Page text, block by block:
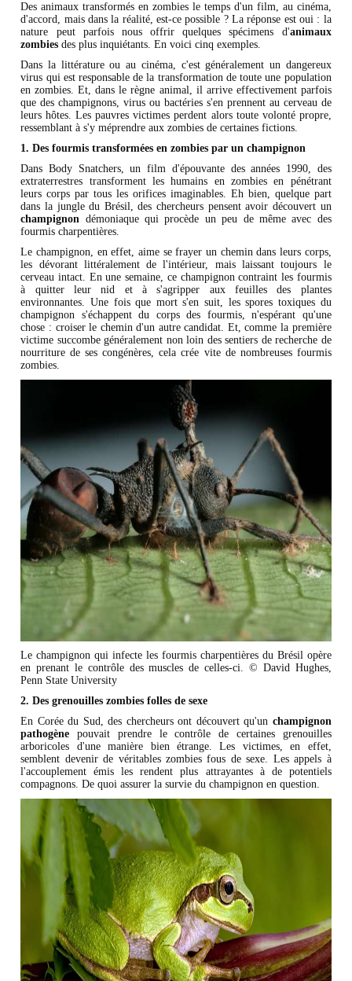
Des animaux transformés en zombies le temps d'un film, au cinéma,
d'accord, mais dans la réalité, est-ce possible ? La réponse est oui : la
nature peut parfois nous offrir quelques spécimens d'animaux
zombiesdes plus inquiétants. En voici cinq exemples.
Dans la littérature ou au cinéma, c'est généralement un dangereux
virus qui est responsable de la transformation de toute une population
en zombies. Et, dans le règne animal, il arrive effectivement parfois
que des champignons, virus ou bactéries s'en prennent au cerveau de
leurs hôtes. Les pauvres victimes perdent alors toute volonté propre,
ressemblant à s'y méprendre aux zombies de certaines fictions.
1. Des fourmis transformées en zombies par un champignon
Dans Body Snatchers, un film d'épouvante des années 1990, des
extraterrestres transforment les humains en zombies en pénétrant
leurs corps par tous les orifices imaginables. Eh bien, quelque part
dans la jungle du Brésil, des chercheurs pensent avoir découvert un
champignon démoniaque qui procède un peu de même avec des
fourmis charpentières.
Le champignon, en effet, aime se frayer un chemin dans leurs corps,
les dévorant littéralement de l'intérieur, mais laissant toujours le
cerveau intact. En une semaine, ce champignon contraint les fourmis
à quitter leur nid et à s'agripper aux feuilles des plantes
environnantes. Une fois que mort s'en suit, les spores toxiques du
champignon s'échappent du corps des fourmis, n'espérant qu'une
chose : croiser le chemin d'un autre candidat. Et, comme la première
victime succombe généralement non loin des sentiers de recherche de
nourriture de ses congénères, cela crée vite de nombreuses fourmis
zombies.
Le champignon qui infecte les fourmis charpentières du Brésil opère
en prenant le contrôle des muscles de celles-ci. © David Hughes,
Penn State University
2. Des grenouilles zombies folles de sexe
En Corée du Sud, des chercheurs ont découvert qu'un champignon
pathogène pouvait prendre le contrôle de certaines grenouilles
arboricoles d'une manière bien étrange. Les victimes, en effet,
semblent devenir de véritables zombies fous de sexe. Les appels à
l'accouplement émis les rendent plus attrayantes à de potentiels
compagnons. De quoi assurer la survie du champignon en question.